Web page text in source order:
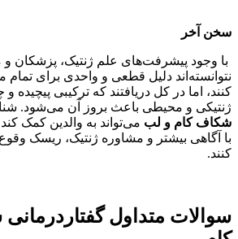
سخن آخر
با وجود پیشرفت‌های علم ژنتیک، پزشکان و
نتوانسته‌اند دلیل قطعی و واحدی برای تمام
کنند، اما در کل دریافتند که ترکیبی پیچیده
ژنتیکی و محیطی باعث بروز آن می‌شود.
شکاف کام و لب می‌تواند به والدین کمک
با آگاهی بیشتر و مشاوره ژنتیک، ریسک
کنند.
سوالات متداول